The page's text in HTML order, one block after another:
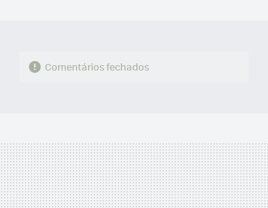
Comentários fechados